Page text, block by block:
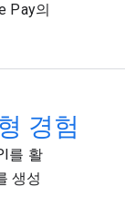
Pay의
경험
를 활
생성